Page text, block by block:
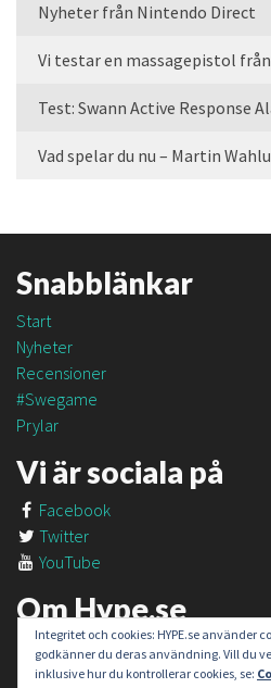
Nyheter från Nintendo Direct
Vi testar en massagepistol
Test: Swann Active Response
Vad spelar du nu – Martin
Snabblänkar
Start
Nyheter
Recensioner
#Swegame
Prylar
Vi är sociala på
Facebook
Twitter
YouTube
Om Hype.se
Om oss
Om #SweGame
Integritet och cookies: HYPE.se använder
godkänner du deras användning. Vill du
inklusive hur du kontrollerar cookies, se: